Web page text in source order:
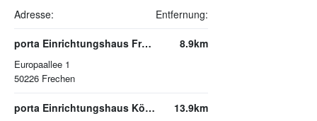
Adresse: Entfernung:
porta Einrichtungshaus Frechen
Europaallee 1
50226 Frechen
8.9km
porta Einrichtungshaus Köln Porz-Lind 13.9km